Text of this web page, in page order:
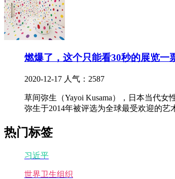
燃爆了，这个只能看30秒的展览一
2020-12-17 人气：2587
草间弥生（Yayoi Kusama），日本当代
弥生于2014年被评选为全球最受欢迎的艺
热门标签
习近平
世界卫生组织